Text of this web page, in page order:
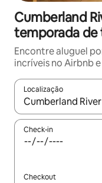
Cumberland
temporada de
Encontre aluguel
incríveis no Airbnb
Localização
Quando os
Check-in
Checkout